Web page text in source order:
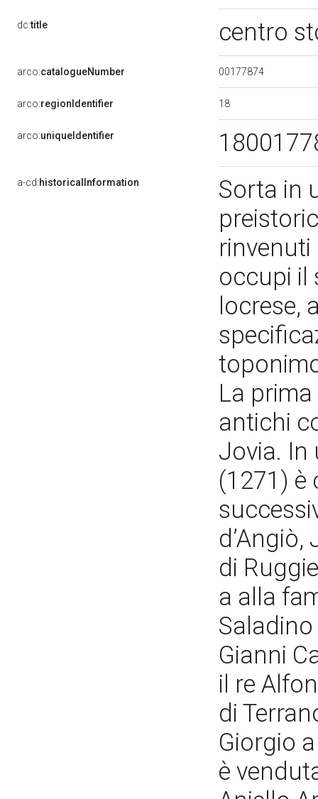
dc:title centro
arco:catalogueNumber 00177874
arco:regionIdentifier 18
arco:uniqueIdentifier
a-cd:historicalInformation
Sorta in
rinvenuti
occupi il
locrese,
La
antichi
Jovia. In
(1271) è
di
a alla
Saladino
Gianni
il re
di
Giorgio
è